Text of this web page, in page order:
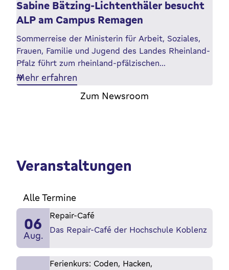
Sabine Bätzing-Lichtenthäler besucht
ALP am Campus Remagen
Sommerreise der Ministerin für Arbeit, Soziales,
Frauen, Familie und Jugend des Landes Rheinland-
Pfalz führt zum rheinland-pfälzischen…
Mehr erfahren
Zum Newsroom
Veranstaltungen
Alle Termine
06
Aug.
Repair-Café
Das Repair-Café der Hochschule Koblenz
Ferienkurs: Coden, Hacken,